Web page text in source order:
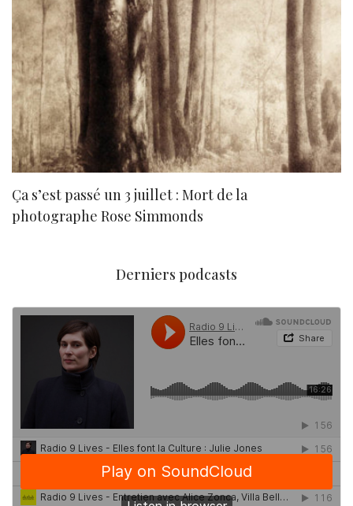
Ça s’est passé un 3 juillet : Mort de la
photographe Rose Simmonds
Derniers podcasts